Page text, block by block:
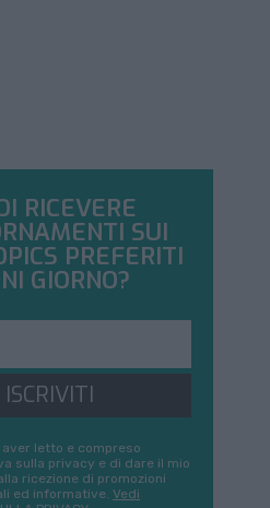
RICEVERE
SUI
PREFERITI
GIORNO?
ISCRIVITI
aver letto e compreso
sulla privacy e di dare il mio
ricezione di promozioni
ed informative. Vedi